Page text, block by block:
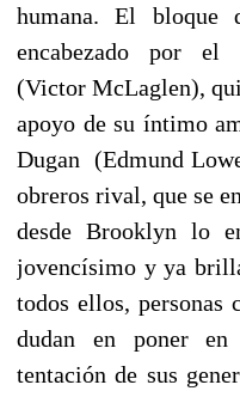
humana. El bloque
encabezado por el
(Victor McLaglen),
apoyo de su íntimo
Dugan (Edmund
obreros rival, que se
desde Brooklyn lo
jovencísimo y ya
todos ellos, personas
dudan en poner
tentación de sus